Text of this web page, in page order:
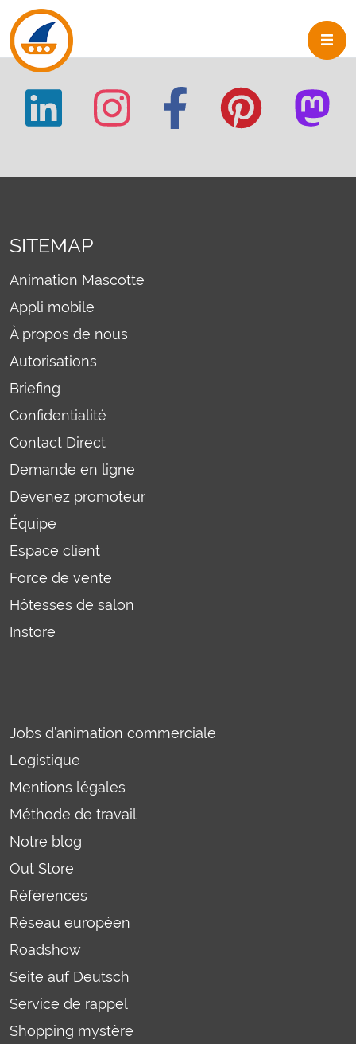
Skip to navigation
Skip to main content
SITEMAP
Animation Mascotte
Appli mobile
À propos de nous
Autorisations
Briefing
Confidentialité
Contact Direct
Demande en ligne
Devenez promoteur
Équipe
Espace client
Force de vente
Hôtesses de salon
Instore
Jobs d’animation commerciale
Logistique
Mentions légales
Méthode de travail
Notre blog
Out Store
Références
Réseau européen
Roadshow
Seite auf Deutsch
Service de rappel
Shopping mystère